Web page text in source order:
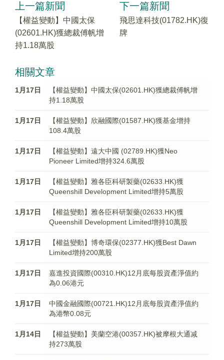
上一篇新聞
【權益變動】中國太保
(02601.HK)獲總裁傅帆增
持1.18萬股
下一篇新聞
飛思達科技(01782.HK)復
牌
相關文章
1月17日
【權益變動】中國太保(02601.HK)獲總裁傅帆增
持1.18萬股
1月17日
【權益變動】欣融國際(01587.HK)獲基金增持
108.4萬股
1月17日
【權益變動】遠大中國 (02789.HK)獲Neo
Pioneer Limited增持324.6萬股
1月17日
【權益變動】雅各臣科研製藥(02633.HK)獲
Queenshill Development Limited增持5萬股
1月17日
【權益變動】雅各臣科研製藥(02633.HK)獲
Queenshill Development Limited增持10萬股
1月17日
【權益變動】博奇環保(02377.HK)獲Best Dawn
Limited增持200萬股
1月17日
嘉進投資國際(00310.HK)12月底每股資產淨值約
為0.06港元
1月17日
中國金融國際(00721.HK)12月底每股資產淨值約
為港幣0.08元
1月14日
【權益變動】美蘭空港(00357.HK)被摩根大通减
持273萬股